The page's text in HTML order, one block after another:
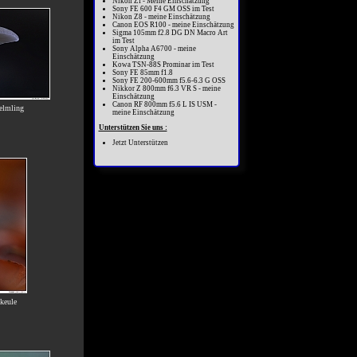
Sony FE 600 F4 GM OSS im Test
Nikon Z8 - meine Einschätzung
Canon EOS R100 - meine Einschätzung
Sigma 105mm f2.8 DG DN Macro Art
im Test
Sony Alpha A6700 - meine
Einschätzung
Kowa TSN-88S Prominar im Test
Sony FE 85mm f1.8
Sony FE 200-600mm f5.6-6.3 G OSS
Nikkor Z 800mm f6.3 VR S - meine
Einschätzung
Canon RF 800mm f5.6 L IS USM -
meine Einschätzung
Unterstützen Sie uns :
Jetzt Unterstützen